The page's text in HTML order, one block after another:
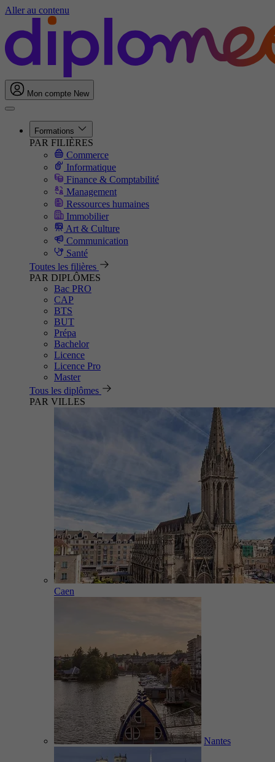
Aller au contenu
Mon compte New
Formations
PAR FILIÈRES
Commerce
Informatique
Finance & Comptabilité
Management
Ressources humaines
Immobilier
Art & Culture
Communication
Santé
Toutes les filières
PAR DIPLÔMES
Bac PRO
CAP
BTS
BUT
Prépa
Bachelor
Licence
Licence Pro
Master
Tous les diplômes
PAR VILLES
Caen
Nantes